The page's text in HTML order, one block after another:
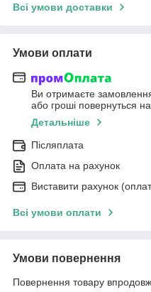
Всі умови доставки
Умови оплати
Ви отримаєте
або гроші повернуться
Детальніше
Післяплата
Оплата на рахунок
Виставити рахунок
Всі умови оплати
Умови повернення
Повернення товару